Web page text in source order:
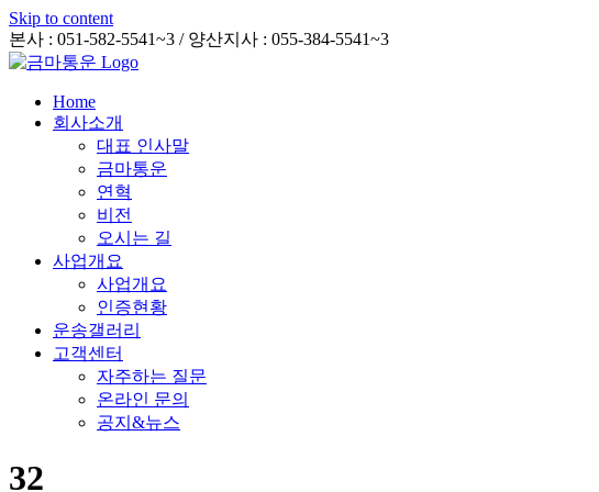
Skip to content
본사 : 051-582-5541~3 / 양산지사 : 055-384-5541~3
Home
회사소개
대표 인사말
금마통운
연혁
비전
오시는 길
사업개요
사업개요
인증현황
운송갤러리
고객센터
자주하는 질문
온라인 문의
공지&뉴스
32